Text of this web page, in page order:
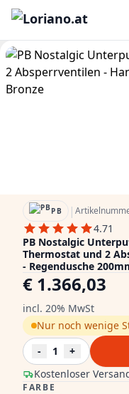
PB |
4.71
PB Nostalgic
Thermostat und 2
- Regendusche
€ 1.366,03
incl. 20% MwSt
Kostenloser
Nur noch wenige
-
1 +
FARBE